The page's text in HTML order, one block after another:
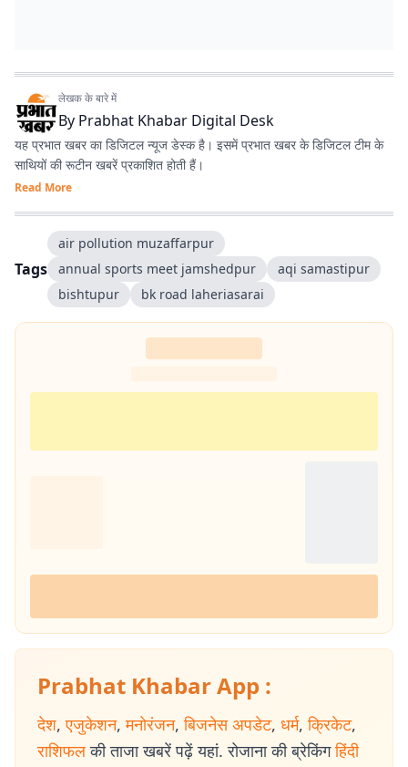
लेखक के बारे में
By Prabhat Khabar Digital Desk
यह प्रभात खबर का डिजिटल न्यूज डेस्क है। इसमें प्रभात खबर के डिजिटल टीम के
साथियों की रूटीन खबरें प्रकाशित होती हैं।
Read More
Tags
air pollution muzaffarpur
annual sports meet jamshedpur
aqi samastipur
bishtupur
bk road laheriasarai
Prabhat Khabar App :
देश, एजुकेशन, मनोरंजन, बिजनेस अपडेट, धर्म, क्रिकेट,
राशिफल की ताजा खबरें पढ़ें यहां. रोजाना की ब्रेकिंग हिंदी